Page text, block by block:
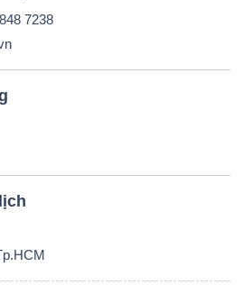
7238